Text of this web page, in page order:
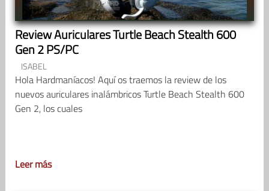
Review Auriculares Turtle Beach Stealth 600
Gen 2 PS/PC
ISABEL
Hola Hardmaníacos! Aquí os traemos la review de los
nuevos auriculares inalámbricos Turtle Beach Stealth 600
Gen 2, los cuales
Leer más